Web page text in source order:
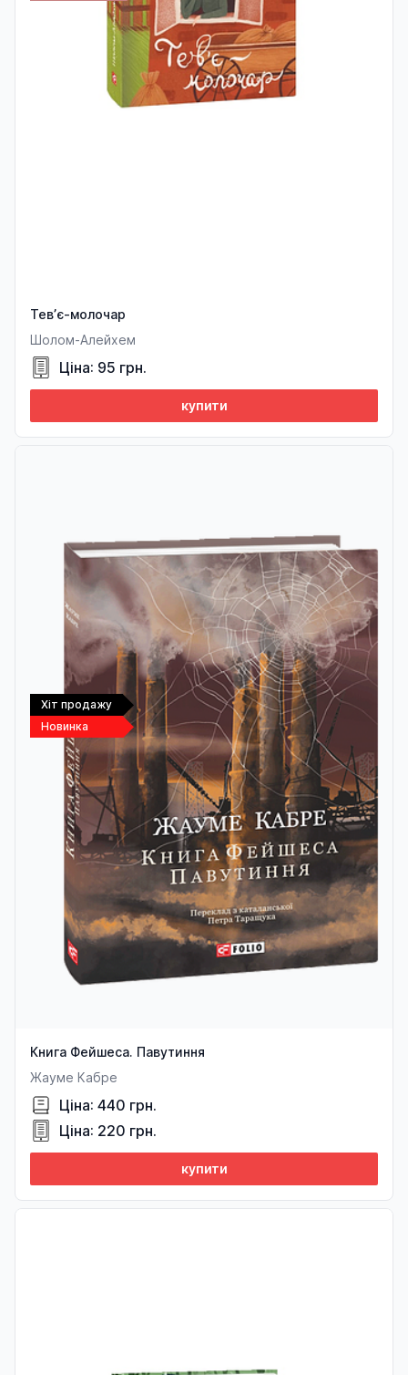
Тев’є-молочар
Шолом-Алейхем
Ціна: 95 грн.
купити
Новинка
Хіт продажу
Книга Фейшеса. Павутиння
Жауме Кабре
Ціна: 440 грн.
Ціна: 220 грн.
купити